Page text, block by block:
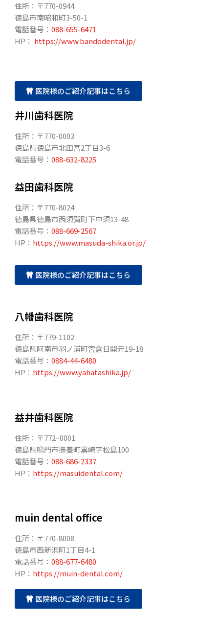
住所：〒770-0944
徳島市南昭和町3-50-1
電話番号： 088-655-6471
HP： https://www.bandodental.jp/
医院様のご紹介記事はこちら
井川歯科医院
住所：〒770-0003
徳島県徳島市北田宮2丁目3-6
電話番号： 088-632-8225
益田歯科医院
住所：〒770-8024
徳島県徳島市西須賀町下中須13-48
電話番号： 088-669-2567
HP： https://www.masuda-shika.or.jp/
医院様のご紹介記事はこちら
八幡歯科医院
住所：〒779-1102
徳島県阿南市羽ノ浦町宮倉日開元19-18
電話番号： 0884-44-6480
HP： https://www.yahatashika.jp/
益井歯科医院
住所：〒772ｰ0001
徳島県鳴門市撫養町黒崎字松島100
電話番号： 088-686-2337
HP： https://masuidental.com/
muin dental office
住所：〒770-8008
徳島市西新浜町1丁目4-1
電話番号： 088-677-6480
HP： https://muin-dental.com/
医院様のご紹介記事はこちら